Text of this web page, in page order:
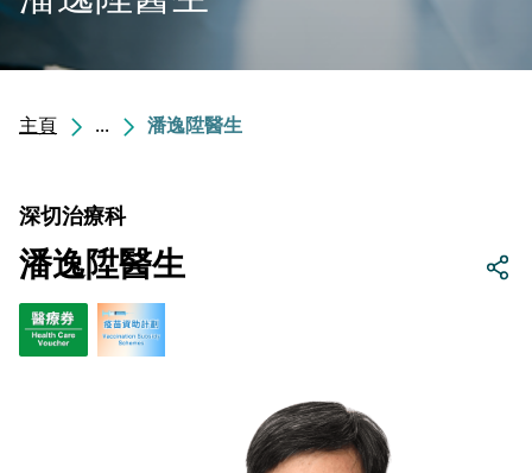
主頁 ... 潘逸陞醫生
深切治療科
潘逸陞醫生